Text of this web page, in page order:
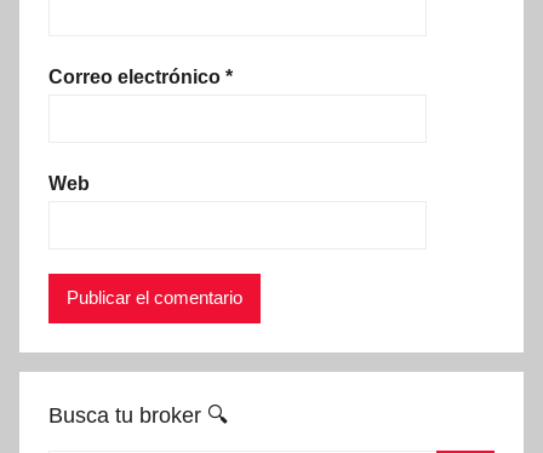
Correo electrónico *
Web
Busca tu broker 🔍